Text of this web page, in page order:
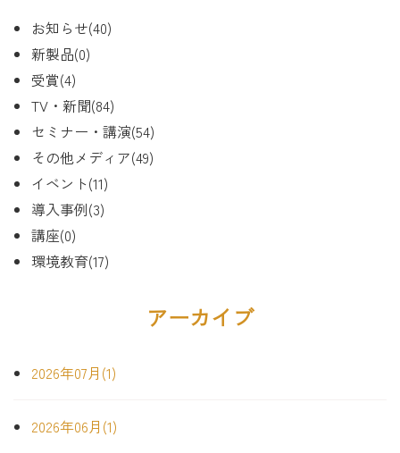
お知らせ(40)
新製品(0)
受賞(4)
TV・新聞(84)
セミナー・講演(54)
その他メディア(49)
イベント(11)
導入事例(3)
講座(0)
環境教育(17)
アーカイブ
2026年07月(1)
2026年06月(1)